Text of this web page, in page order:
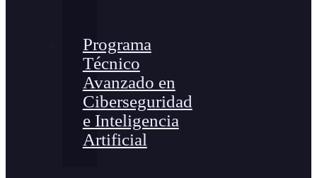
Programa
Técnico
Avanzado en
Ciberseguridad
e Inteligencia
Artificial